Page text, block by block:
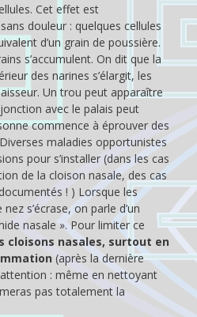
Cet effet est
douleur : quelques cellules
d’un grain de poussière.
s’accumulent. On dit que la
des narines s’élargit, les
Un trou peut apparaître
avec le palais peut
commence à éprouver des
maladies opportunistes
pour s’installer (dans les cas
de la cloison nasale, des cas
! ) Lorsque les
s’écrase, on parle d’un
nasale ». Pour limiter ce
cloisons nasales, surtout en
(après la dernière
: même en nettoyant
pas totalement la